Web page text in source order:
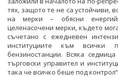
тях, защото те не са устойчиви,
на мерки – обясни
целенасочени мерки, където
съчетано с ежедневен
институциите към всички
бензиностанции. Всяка
търговски управител и
така че всичко беше под